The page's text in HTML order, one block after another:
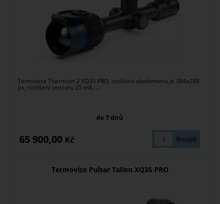
Termovize Thermion 2 XQ35 PRO, rozlišení obolometru je 384x288
px, rozlišení senzoru 25 mK, ...
do 7 dnů
65 900,00 Kč
Termovize Pulsar Talion XQ35 PRO